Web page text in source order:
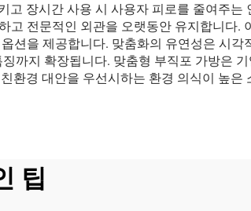
장시간 사용 시 사용자 피로를 줄여주는
전문적인 외관을 오랫동안 유지합니다.
션을 제공합니다. 맞춤화의 유연성은 시각
까지 확장됩니다. 맞춤형 부직포 가방은
환경 대안을 우선시하는 환경 의식이 높은
팁